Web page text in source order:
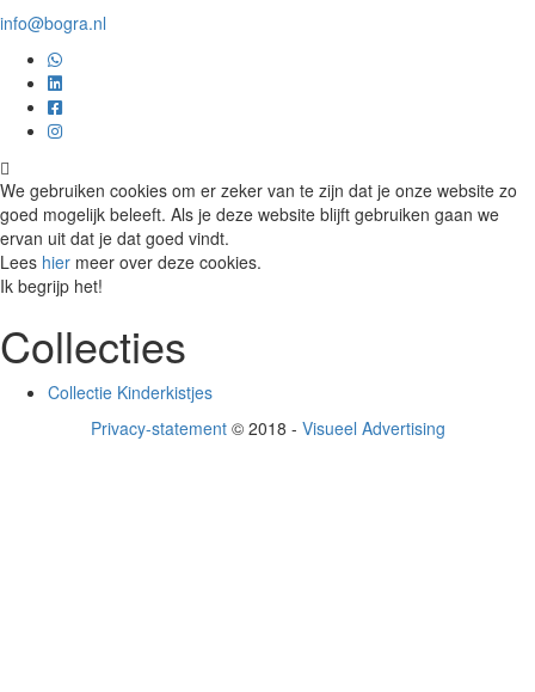
info@bogra.nl
We gebruiken cookies om er zeker van te zijn dat je onze website zo
goed mogelijk beleeft. Als je deze website blijft gebruiken gaan we
ervan uit dat je dat goed vindt.
Lees hier meer over deze cookies.
Ik begrijp het!
Collecties
​Collectie Kinderkistjes
Privacy-statement© 2018 - Visueel Advertising